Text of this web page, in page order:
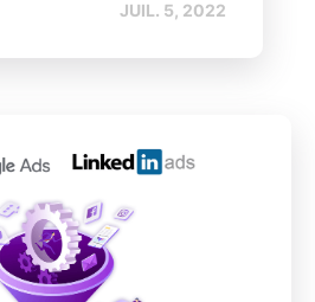
JUIL. 5, 2022